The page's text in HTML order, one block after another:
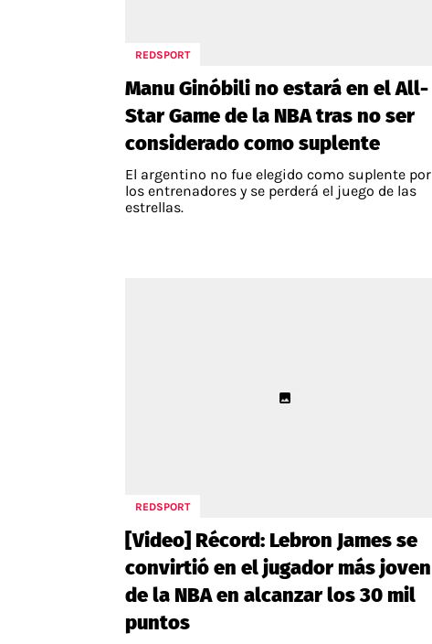
REDSPORT
Manu Ginóbili no estará en el All-
Star Game de la NBA tras no ser
considerado como suplente
El argentino no fue elegido como suplente por
los entrenadores y se perderá el juego de las
estrellas.
REDSPORT
[Video] Récord: Lebron James se
convirtió en el jugador más joven
de la NBA en alcanzar los 30 mil
puntos